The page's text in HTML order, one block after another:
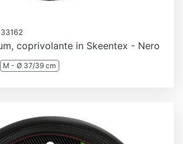
coprivolante in Skeentex - Nero
M - Ø 37/39 cm